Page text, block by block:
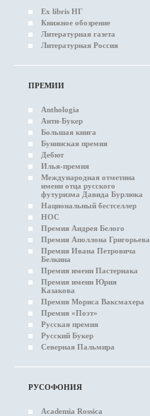
Ex libris НГ
Книжное обозрение
Литературная газета
Литературная Россия
ПРЕМИИ
Anthologia
Анти-Букер
Большая книга
Бунинская премия
Дебют
Илья-премия
Международная отметина
имени отца русского
футуризма Давида Бурлюка
Национальный бестселлер
НОС
Премия Андрея Белого
Премия Аполлона Григорьева
Премия Ивана Петровича
Белкина
Премия имени Пастернака
Премия имени Юрия
Казакова
Премия Мориса Ваксмахера
Премия «Поэт»
Русская премия
Русский Букер
Северная Пальмира
РУСОФОНИЯ
Academia Rossica